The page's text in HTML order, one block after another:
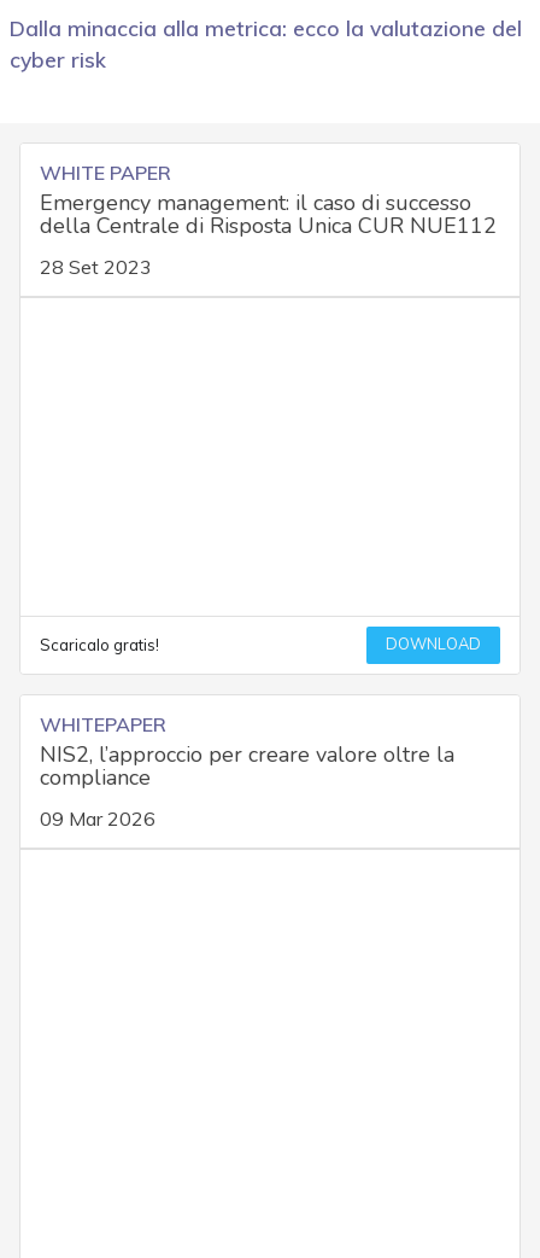
Dalla minaccia alla metrica: ecco la valutazione del
cyber risk
WHITE PAPER
Emergency management: il caso di successo
della Centrale di Risposta Unica CUR NUE112
28 Set 2023
Scaricalo gratis! DOWNLOAD
WHITEPAPER
NIS2, l’approccio per creare valore oltre la
compliance
09 Mar 2026